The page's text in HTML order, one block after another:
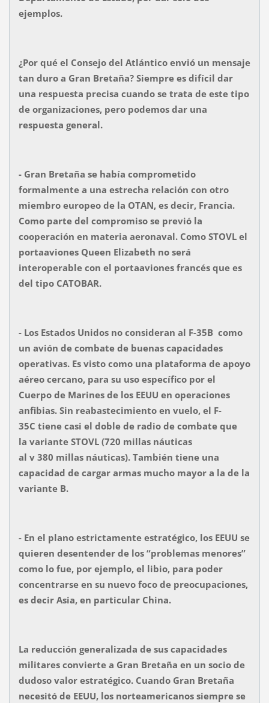
ejemplos.
¿Por qué el Consejo del Atlántico envió un mensaje
tan duro a Gran Bretaña? Siempre es difícil dar
una respuesta precisa cuando se trata de este tipo
de organizaciones, pero podemos dar una
respuesta general.
- Gran Bretaña se había comprometido
formalmente a una estrecha relación con otro
miembro europeo de la OTAN, es decir, Francia.
Como parte del compromiso se previó la
cooperación en materia aeronaval. Como STOVL el
portaaviones Queen Elizabeth no será
interoperable con el portaaviones francés que es
del tipo CATOBAR.
- Los Estados Unidos no consideran al F-35B como
un avión de combate de buenas capacidades
operativas. Es visto como una plataforma de apoyo
aéreo cercano, para su uso específico por el
Cuerpo de Marines de los EEUU en operaciones
anfibias. Sin reabastecimiento en vuelo, el F-
35C tiene casi el doble de radio de combate que
la variante STOVL (720 millas náuticas
al v 380 millas náuticas). También tiene una
capacidad de cargar armas mucho mayor a la de la
variante B.
- En el plano estrictamente estratégico, los EEUU se
quieren desentender de los “problemas menores”
como lo fue, por ejemplo, el libio, para poder
concentrarse en su nuevo foco de preocupaciones,
es decir Asia, en particular China.
La reducción generalizada de sus capacidades
militares convierte a Gran Bretaña en un socio de
dudoso valor estratégico. Cuando Gran Bretaña
necesitó de EEUU, los norteamericanos siempre se